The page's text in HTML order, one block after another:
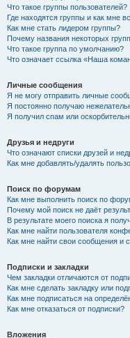
Что такое группы пользователей?
Где находятся группы и как мне
Как мне стать лидером группы?
Почему названия некоторых
Что такое группа по умолчанию?
Что означает ссылка «Наша
Личные сообщения
Я не могу отправить личные
Я постоянно получаю
Я получил спам или
Друзья и недруги
Что означают списки друзей и
Как мне добавлять/удалять
Поиск по форумам
Как мне выполнить поиск по
Почему мой поиск не даёт
В результате моего поиска я
Как мне найти пользователя
Как мне найти свои сообщения и
Подписки и закладки
Чем закладки отличаются от
Как мне сделать закладку или
Как мне подписаться на
Как мне отказаться от подписки?
Вложения